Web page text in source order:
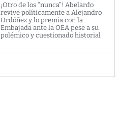
¡Otro de los “nunca”! Abelardo
revive políticamente a Alejandro
Ordóñez y lo premia con la
Embajada ante la OEA pese a su
polémico y cuestionado historial